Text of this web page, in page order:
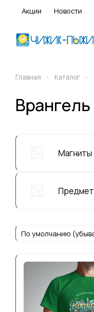
Акции Новости
Главная – Каталог –
Врангель
Магниты
По умолчанию